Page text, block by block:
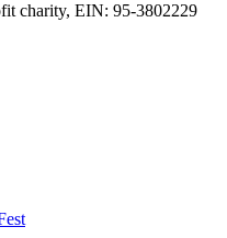
charity, EIN: 95-3802229